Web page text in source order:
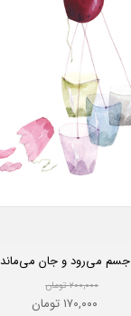
جسم می‌رود و جان می‌ماند
۲۰۰,۰۰۰ تومان
۱۷۰,۰۰۰ تومان